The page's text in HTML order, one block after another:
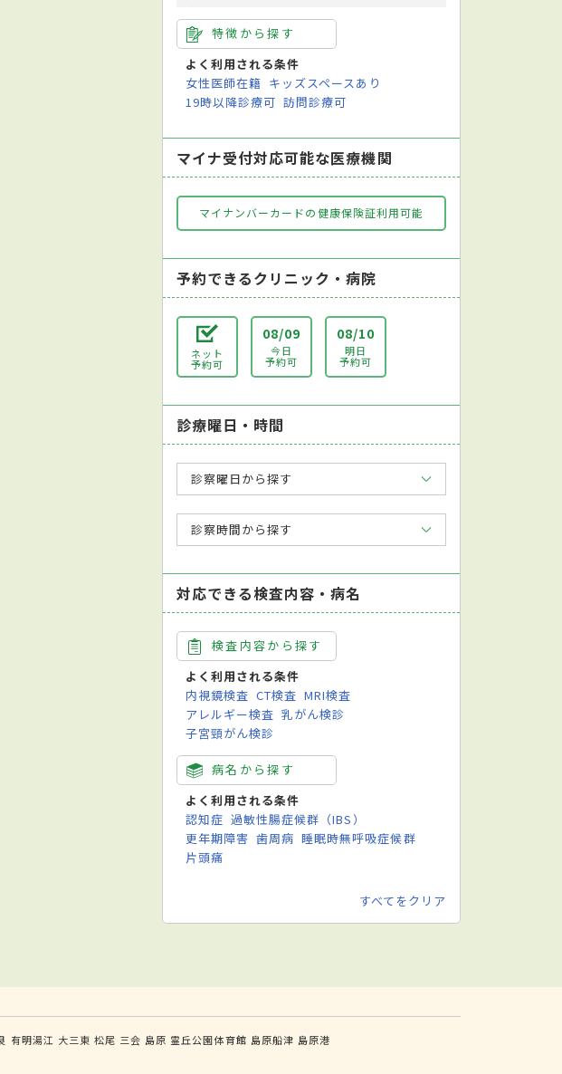
特徴から探す
よく利用される条件
女性医師在籍 キッズスペースあり
19時以降診療可 訪問診療可
マイナ受付対応可能な医療機関
マイナンバーカードの健康保険証利用可能
予約できるクリニック・病院
ネット
予約可
08/09
今日
予約可
08/10
明日
予約可
診療曜日・時間
診察曜日から探す
診察時間から探す
対応できる検査内容・病名
検査内容から探す
よく利用される条件
内視鏡検査 CT検査 MRI検査
アレルギー検査 乳がん検診
子宮頸がん検診
病名から探す
よく利用される条件
認知症 過敏性腸症候群（IBS）
更年期障害 歯周病 睡眠時無呼吸症候群
片頭痛
すべてをクリア
有明湯江 大三東 松尾 三会 島原 霊丘公園体育館 島原船津 島原港